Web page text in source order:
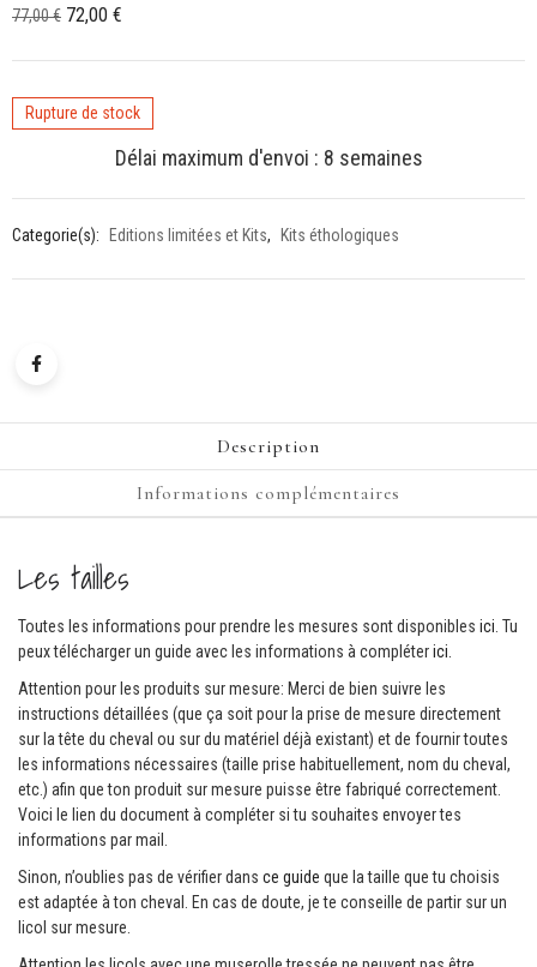
77,00€ Le
était :
77,00 €.
72,00 €
est :
72,00 €.
Rupture de stock
Délai maximum d'envoi : 8 semaines
Categorie(s): Editions limitées et Kits, Kits éthologiques
Description
Informations complémentaires
Les tailles
Toutes les informations pour prendre les mesures sont disponibles ici . Tu
peux télécharger un guide avec les informations à compléterici.
Attention pour les produits sur mesure: Merci de bien suivre les
instructions détaillées (que ça soit pour la prise de mesure directement
sur la tête du cheval ou sur du matériel déjà existant) et de fournir toutes
les informations nécessaires (taille prise habituellement, nom du cheval,
etc.) afin que ton produit sur mesure puisse être fabriqué correctement.
Voici le lien du document à compléter si tu souhaites envoyer tes
informations par mail.
Sinon, n’oublies pas de vérifier dans ce guide que la taille que tu choisis
est adaptée à ton cheval. En cas de doute, je te conseille de partir sur un
licol sur mesure.